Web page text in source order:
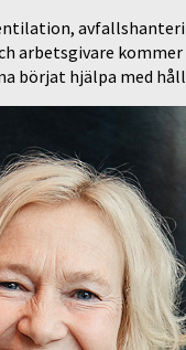
kommer
börjat hjälpa med